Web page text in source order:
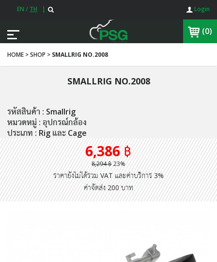
EN / TH | Login
(0)
HOME > SHOP > SMALLRIG NO.2008
SMALLRIG NO.2008
รหัสสินค้า : Smallrig
หมวดหมู่ : อุปกรณ์กล้อง
ประเภท : Rig และ Cage
6,386 ฿
8,294 ฿23%
ราคายังไม่ได้รวม VAT และค่าบริการ 3%
ค่าจัดส่ง 200 บาท